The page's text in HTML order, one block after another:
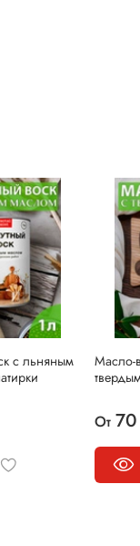
с льняным
Масло-
От